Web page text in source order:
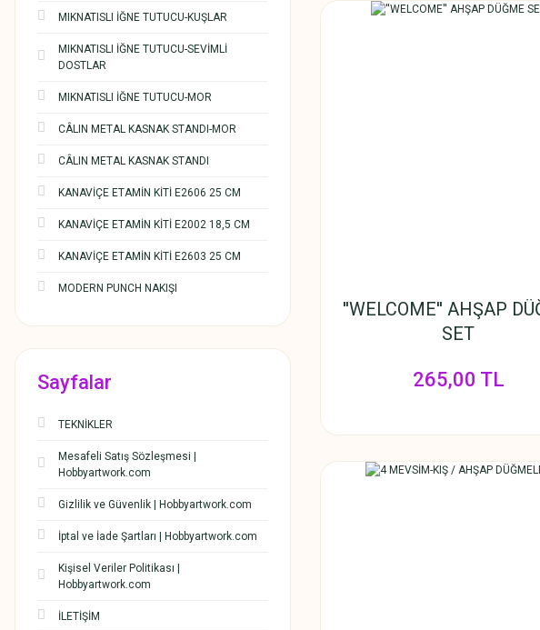
MIKNATISLI İĞNE TUTUCU-KUŞLAR
MIKNATISLI İĞNE TUTUCU-SEVİMLİ
DOSTLAR
MIKNATISLI İĞNE TUTUCU-MOR
CÂLIN METAL KASNAK STANDI-MOR
CÂLIN METAL KASNAK STANDI
KANAVİÇE ETAMİN KİTİ E2606 25 CM
KANAVİÇE ETAMİN KİTİ E2002 18,5 CM
KANAVİÇE ETAMİN KİTİ E2603 25 CM
MODERN PUNCH NAKIŞI
Sayfalar
TEKNİKLER
Mesafeli Satış Sözleşmesi |
Hobbyartwork.com
Gizlilik ve Güvenlik | Hobbyartwork.com
İptal ve İade Şartları | Hobbyartwork.com
Kişisel Veriler Politikası |
Hobbyartwork.com
İLETİŞİM
''WELCOME'' AHŞAP
SET
265,00 TL